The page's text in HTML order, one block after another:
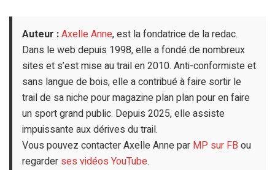
Auteur :Axelle Anne, est la fondatrice de la redac.
Dans le web depuis 1998, elle a fondé de nombreux
sites et s’est mise au trail en 2010. Anti-conformiste et
sans langue de bois, elle a contribué à faire sortir le
trail de sa niche pour magazine plan plan pour en faire
un sport grand public. Depuis 2025, elle assiste
impuissante aux dérives du trail.
Vous pouvez contacter Axelle Anne par MP sur FB ou
regarder ses vidéos YouTube.